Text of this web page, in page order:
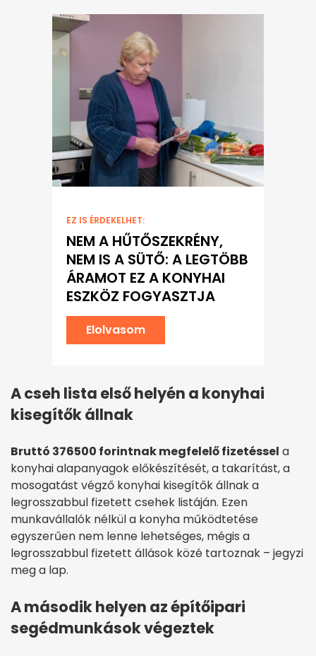
EZ IS ÉRDEKELHET:
NEM A HŰTŐSZEKRÉNY,
NEM IS A SÜTŐ: A LEGTÖBB
ÁRAMOT EZ A KONYHAI
ESZKÖZ FOGYASZTJA
Elolvasom
A cseh lista első helyén a konyhai
kisegítők állnak
Bruttó 376500 forintnak megfelelő fizetéssel a
konyhai alapanyagok előkészítését, a takarítást, a
mosogatást végző konyhai kisegítők állnak a
legrosszabbul fizetett csehek listáján. Ezen
munkavállalók nélkül a konyha működtetése
egyszerűen nem lenne lehetséges, mégis a
legrosszabbul fizetett állások közé tartoznak – jegyzi
meg a lap.
A második helyen az építőipari
segédmunkások végeztek